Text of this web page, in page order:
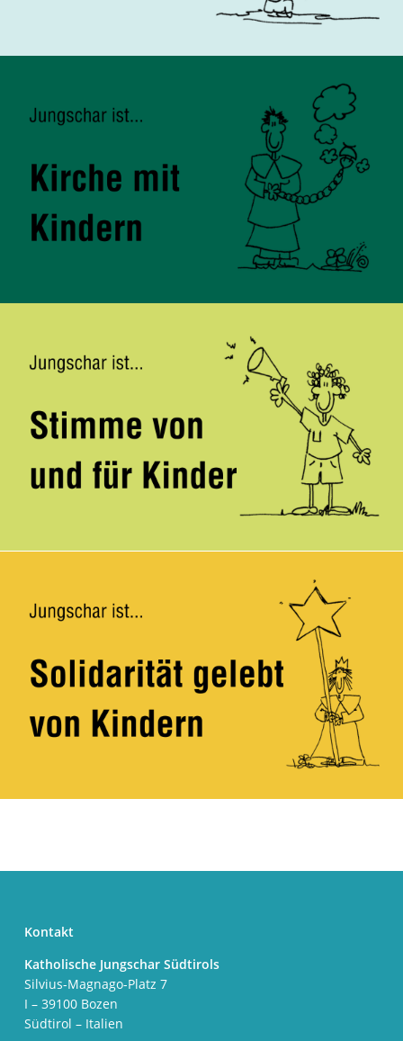
Kontakt
Katholische Jungschar Südtirols
Silvius-Magnago-Platz 7
I – 39100 Bozen
Südtirol – Italien